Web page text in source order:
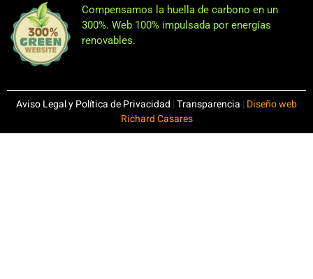
Compensamos la huella de carbono en un
300%. Web 100% impulsada por energías
renovables.
Aviso Legal y Política de Privacidad |Transparencia | Diseño web
Richard Casares